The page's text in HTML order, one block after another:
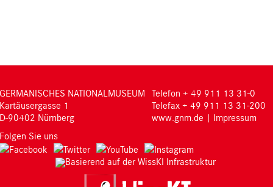
GERMANISCHES NATIONALMUSEUM
Kartäusergasse 1
D-90402 Nürnberg
Telefon + 49 911 13 31-0
Telefax + 49 911 13 31-200
www.gnm.de | Impressum
Folgen Sie uns
Basierend auf der WissKI Infrastruktur